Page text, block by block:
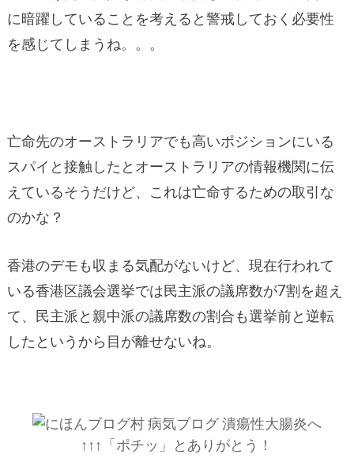
に暗躍していることを考えると警戒しておく必要性
を感じてしまうね。。。
亡命先のオーストラリアでも高いポジションにいる
スパイと接触したとオーストラリアの情報機関に伝
えているそうだけど、これは亡命するための取引な
のかな？
香港のデモも収まる気配がないけど、現在行われて
いる香港区議会選挙では民主派の議席数が7割を超え
て、民主派と親中派の議席数の割合も選挙前と逆転
したというから目が離せないね。
↑↑↑「ポチッ」とありがとう！